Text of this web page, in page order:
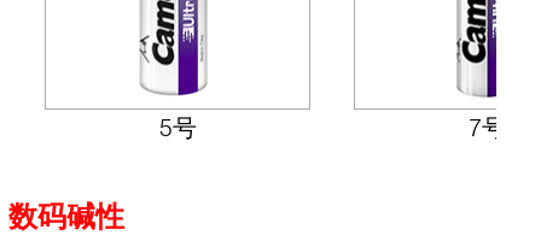
5号 7号
数码碱性